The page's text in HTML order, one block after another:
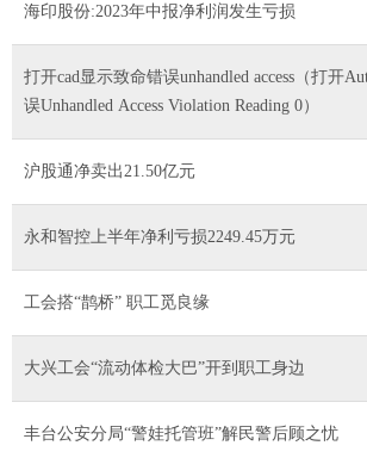
海印股份:2023年中报净利润发生亏损
打开cad显示致命错误unhandled access（打开
误Unhandled Access Violation Reading 0）
沪股通净卖出21.50亿元
永和智控上半年净利亏损2249.45万元
工会搭“鹊桥” 职工觅良缘
大兴工会“流动体检大巴”开到职工身边
丰台公安分局“警娃托管班”解民警后顾之忧